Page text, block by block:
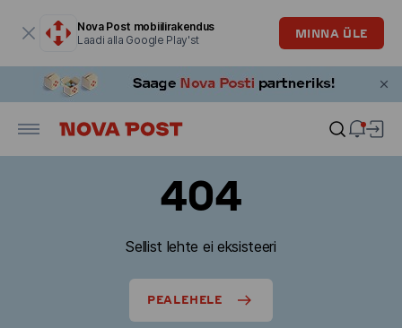
Nova Post mobiilirakendus
Laadi alla Google Play'st
MINNA ÜLE
404
Sellist lehte ei eksisteeri
PEALEHELE